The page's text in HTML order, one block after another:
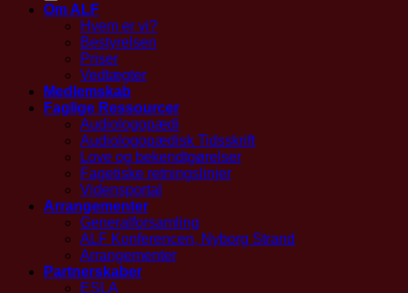
Om ALF
Hvem er vi?
Bestyrelsen
Priser
Vedtægter
Medlemskab
Faglige Ressourcer
Audiologopædi
Audiologopædisk Tidsskrift
Love og bekendtgørelser
Fagetiske retningslinjer
Vidensportal
Arrangementer
Generalforsamling
ALF Konferencen, Nyborg Strand
Arrangementer
Partnerskaber
ESLA